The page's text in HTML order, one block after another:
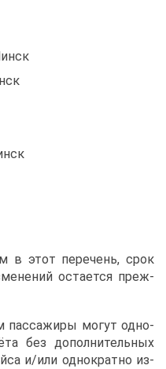
в этот пе­ре­чень, срок
оста­ет­ся преж­
пас­са­жи­ры мо­гут од­но­
без до­пол­ни­тель­ных
и/или од­но­крат­но из­